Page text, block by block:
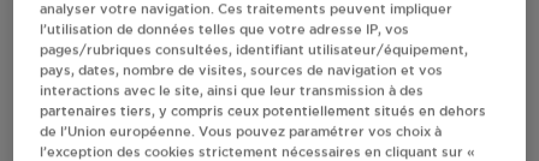
AFFICHER LE TÉLÉPHONE
RECEVOIR LES COORDONNÉES DU REVENDEUR
En cliquant sur « S’y rendre », j’autorise le traitement
analyser votre navigation. Ces traitements peuvent impliquer
l’utilisation de données telles que votre adresse IP, vos
pages/rubriques consultées, identifiant utilisateur/équipement,
pays, dates, nombre de visites, sources de navigation et vos
interactions avec le site, ainsi que leur transmission à des
partenaires tiers, y compris ceux potentiellement situés en dehors
de l’Union européenne. Vous pouvez paramétrer vos choix à
l’exception des cookies strictement nécessaires en cliquant sur «